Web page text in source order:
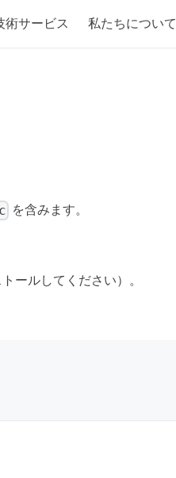
術サービス 私たちについて
を含みます。
ールしてください）。